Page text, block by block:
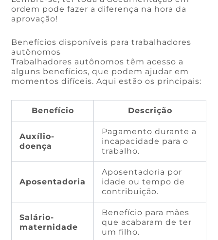
ordem pode fazer a diferença na hora da
aprovação!
Benefícios disponíveis para trabalhadores
autônomos
Trabalhadores autônomos têm acesso a
alguns benefícios, que podem ajudar em
momentos difíceis. Aqui estão os principais:
Benefício Descrição
Auxílio-
doença
Pagamento durante a
incapacidade para o
trabalho.
Aposentadoria
Aposentadoria por
idade ou tempo de
contribuição.
Salário-
maternidade
Benefício para mães
que acabaram de ter
um filho.